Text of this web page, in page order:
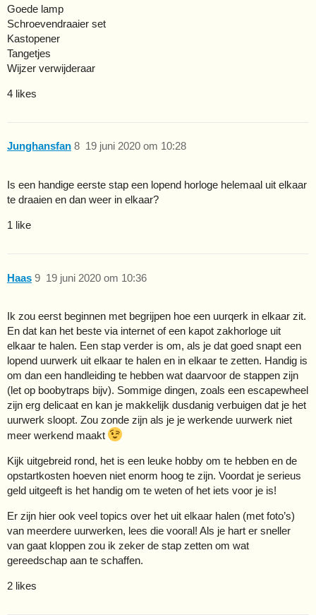
Goede lamp
Schroevendraaier set
Kastopener
Tangetjes
Wijzer verwijderaar
4 likes
Junghansfan 19 juni 2020 om 10:28
8
Is een handige eerste stap een lopend horloge helemaal uit elkaar
te draaien en dan weer in elkaar?
1 like
Haas 19 juni 2020 om 10:36
9
Ik zou eerst beginnen met begrijpen hoe een uurqerk in elkaar zit.
En dat kan het beste via internet of een kapot zakhorloge uit
elkaar te halen. Een stap verder is om, als je dat goed snapt een
lopend uurwerk uit elkaar te halen en in elkaar te zetten. Handig is
om dan een handleiding te hebben wat daarvoor de stappen zijn
(let op boobytraps bijv). Sommige dingen, zoals een escapewheel
zijn erg delicaat en kan je makkelijk dusdanig verbuigen dat je het
uurwerk sloopt. Zou zonde zijn als je je werkende uurwerk niet
meer werkend maakt
Kijk uitgebreid rond, het is een leuke hobby om te hebben en de
opstartkosten hoeven niet enorm hoog te zijn. Voordat je serieus
geld uitgeeft is het handig om te weten of het iets voor je is!
Er zijn hier ook veel topics over het uit elkaar halen (met foto’s)
van meerdere uurwerken, lees die vooral! Als je hart er sneller
van gaat kloppen zou ik zeker de stap zetten om wat
gereedschap aan te schaffen.
2 likes